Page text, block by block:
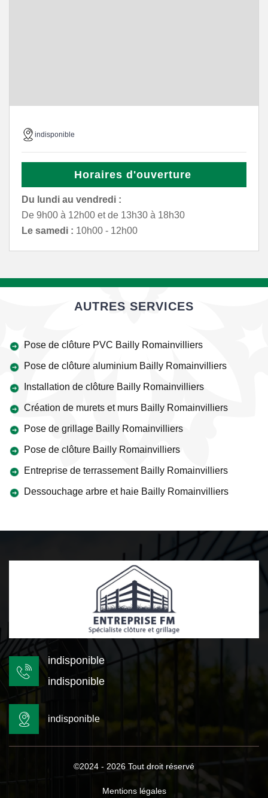
indisponible
Horaires d'ouverture
Du lundi au vendredi :
De 9h00 à 12h00 et de 13h30 à 18h30
Le samedi : 10h00 - 12h00
AUTRES SERVICES
Pose de clôture PVC Bailly Romainvilliers
Pose de clôture aluminium Bailly Romainvilliers
Installation de clôture Bailly Romainvilliers
Création de murets et murs Bailly Romainvilliers
Pose de grillage Bailly Romainvilliers
Pose de clôture Bailly Romainvilliers
Entreprise de terrassement Bailly Romainvilliers
Dessouchage arbre et haie Bailly Romainvilliers
indisponible
indisponible
indisponible
©2024 - 2026 Tout droit réservé
Mentions légales